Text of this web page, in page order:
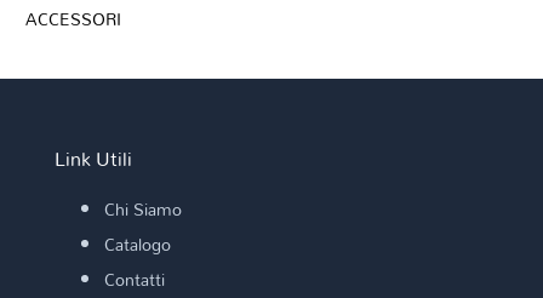
ACCESSORI
Link Utili
Chi Siamo
Catalogo
Contatti